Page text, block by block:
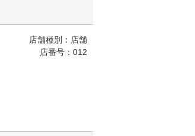
店舗種別：店舗
店番号：012